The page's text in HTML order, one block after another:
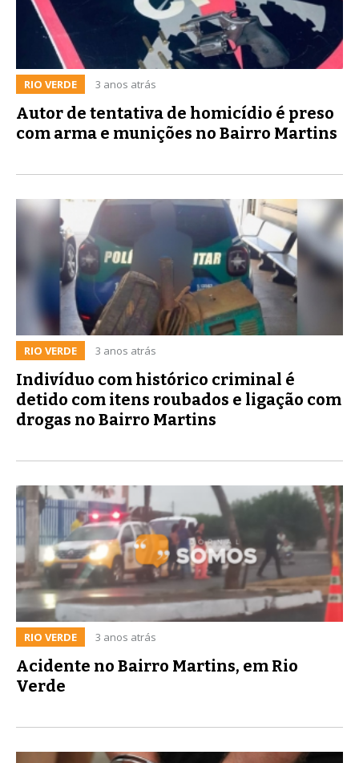
RIO VERDE 3 anos atrás
Autor de tentativa de homicídio é preso
com arma e munições no Bairro Martins
RIO VERDE 3 anos atrás
Indivíduo com histórico criminal é
detido com itens roubados e ligação com
drogas no Bairro Martins
RIO VERDE 3 anos atrás
Acidente no Bairro Martins, em Rio
Verde